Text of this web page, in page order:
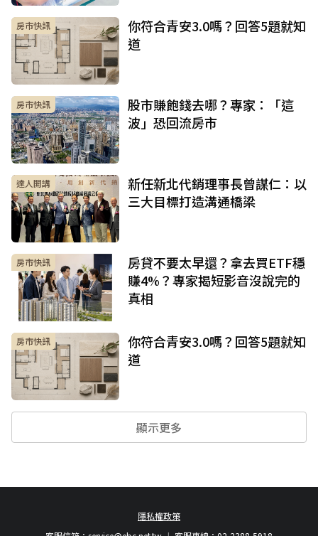
房市快訊
你符合青安3.0嗎？回答5題就知
道
房市快訊
股市賺飽錢去哪？專家：「這
波」恐回流房市
達人開講
新任新北代銷理事長曾謀仁：以
三大目標打造溝通橋梁
房市快訊
房貸不要太早還？拿去買ETF穩
賺4%？專家揭短影音沒說完的
真相
房市快訊
你符合青安3.0嗎？回答5題就知
道
顯示更多
隱私權政策